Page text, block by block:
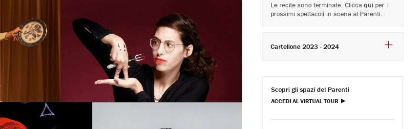
Le recite sono terminate. Clicca quiper i
prossimi spettacoli in scena al Parenti.
Cartellone 2023 - 2024
Scopri gli spazi del Parenti
ACCEDI AL VIRTUAL TOUR